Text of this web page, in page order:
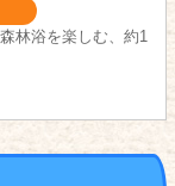
林浴を楽しむ、約1